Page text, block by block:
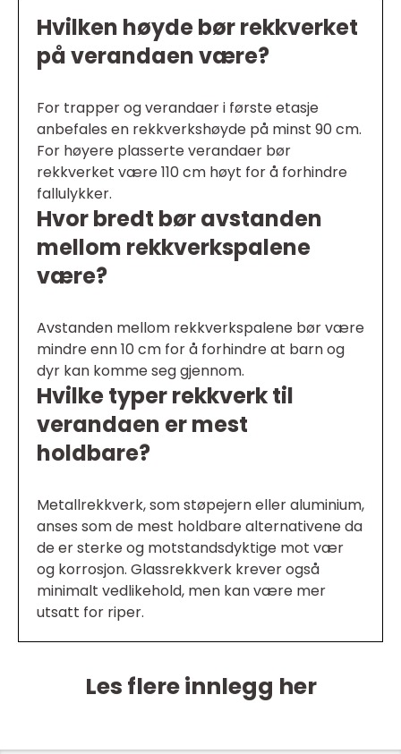
Hvilken høyde bør rekkverket
på verandaen være?
For trapper og verandaer i første etasje
anbefales en rekkverkshøyde på minst 90 cm.
For høyere plasserte verandaer bør
rekkverket være 110 cm høyt for å forhindre
fallulykker.
Hvor bredt bør avstanden
mellom rekkverkspalene
være?
Avstanden mellom rekkverkspalene bør være
mindre enn 10 cm for å forhindre at barn og
dyr kan komme seg gjennom.
Hvilke typer rekkverk til
verandaen er mest
holdbare?
Metallrekkverk, som støpejern eller aluminium,
anses som de mest holdbare alternativene da
de er sterke og motstandsdyktige mot vær
og korrosjon. Glassrekkverk krever også
minimalt vedlikehold, men kan være mer
utsatt for riper.
Les flere innlegg her